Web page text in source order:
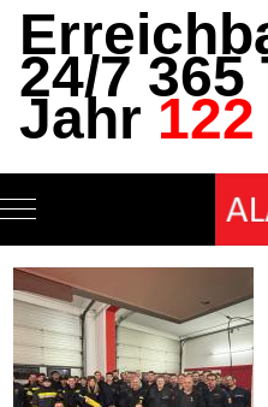
24/7 365
Jahr122
Mobile Menu Toggle